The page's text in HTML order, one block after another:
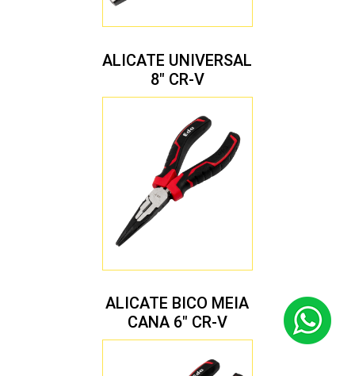
ALICATE UNIVERSAL
8″ CR-V
ALICATE BICO MEIA
CANA 6″ CR-V